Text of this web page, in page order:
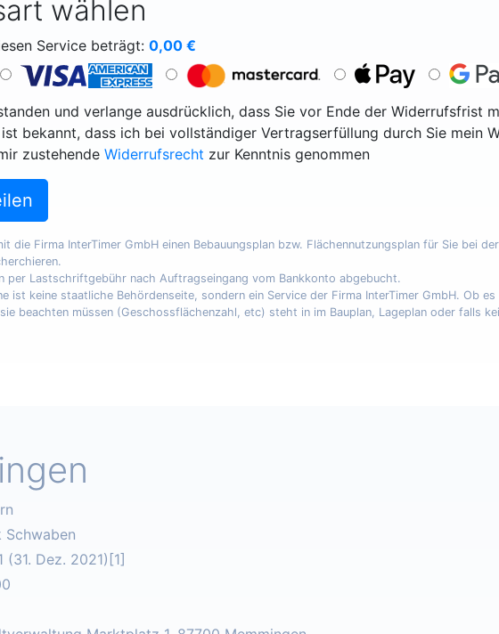
wählen
Service beträgt: 0,00 €
und verlange ausdrücklich, dass Sie vor Ende der Widerrufsfrist
bekannt, dass ich bei vollständiger Vertragserfüllung durch Sie mein
zustehende Widerrufsrecht zur Kenntnis genommen
die Firma InterTimer GmbH einen Bebauungsplan bzw. Flächennutzungsplan für Sie bei
per Lastschriftgebühr nach Auftragseingang vom Bankkonto abgebucht.
ist keine staatliche Behördenseite, sondern ein Service der Firma InterTimer GmbH. Ob
beachten müssen (Geschossflächenzahl, etc) steht in im Bauplan, Lageplan oder falls
Schwaben
(31. Dez. 2021)[1]